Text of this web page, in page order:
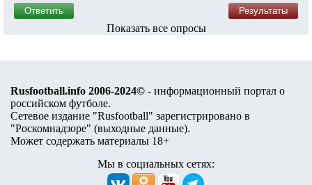
Показать все опросы
Rusfootball.info 2006-2024© - информационный портал о
российском футболе.
Сетевое издание "Rusfootball" зарегистрировано в
"Роскомнадзоре" (выходные данные).
Может содержать материалы 18+
Мы в социальных сетях: